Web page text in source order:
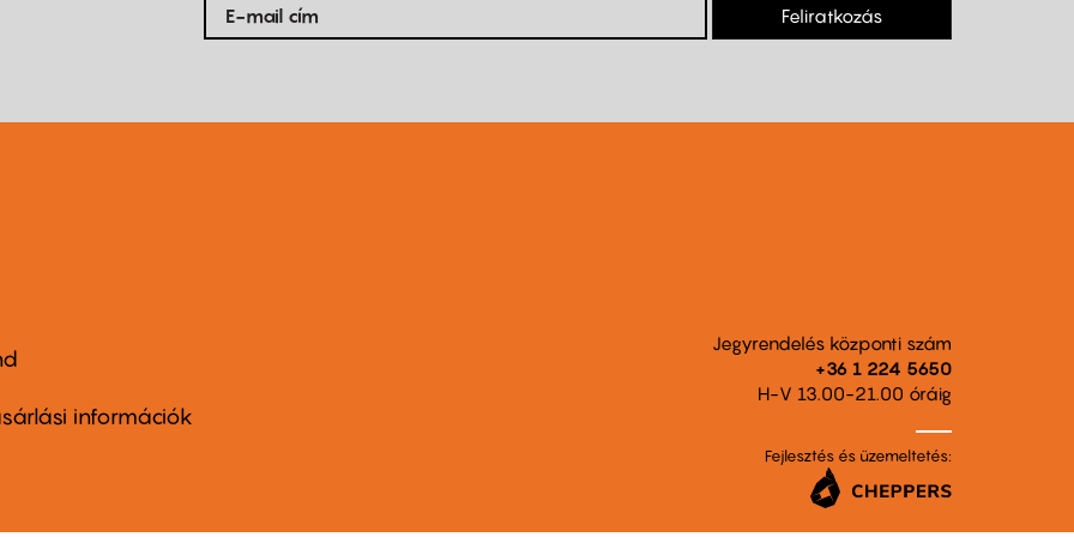
Feliratkozás
információk
Jegyrendelés központi szám
+36 1 224 5650
H-V 13.00-21.00 óráig
Fejlesztés és üzemeltetés: